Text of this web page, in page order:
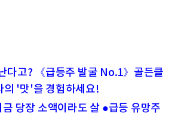
다고? 《급등주 발굴 No.1》골든클
의 '맛'을 경험하세요!
당장 소액이라도 살 ●급등 유망주